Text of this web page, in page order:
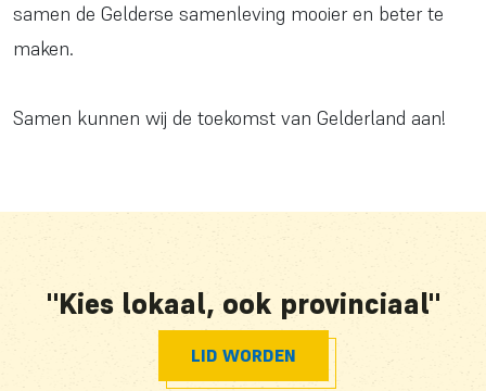
samen de Gelderse samenleving mooier en beter te
maken.
Samen kunnen wij de toekomst van Gelderland aan!
"Kies lokaal, ook provinciaal"
LID WORDEN